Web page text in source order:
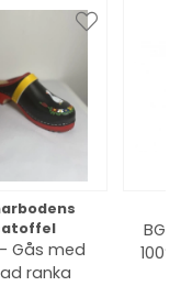
Gås med
ranka